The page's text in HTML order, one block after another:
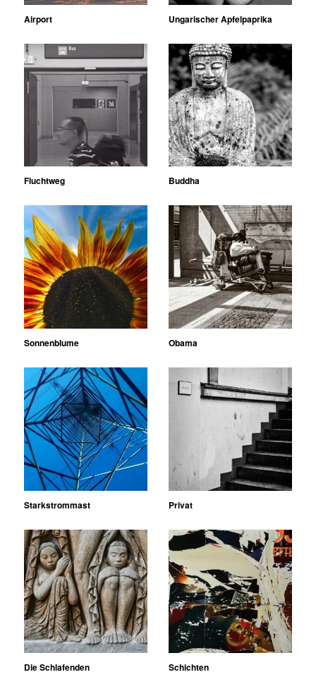
Airport Ungarischer Apfelpaprika
Fluchtweg Buddha
Sonnenblume Obama
Starkstrommast Privat
Die Schlafenden Schichten